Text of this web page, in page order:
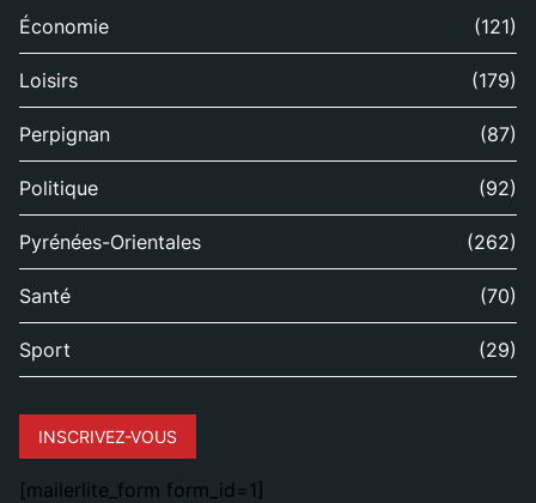
Économie (121)
Loisirs (179)
Perpignan (87)
Politique (92)
Pyrénées-Orientales (262)
Santé (70)
Sport (29)
INSCRIVEZ-VOUS
[mailerlite_form form_id=1]